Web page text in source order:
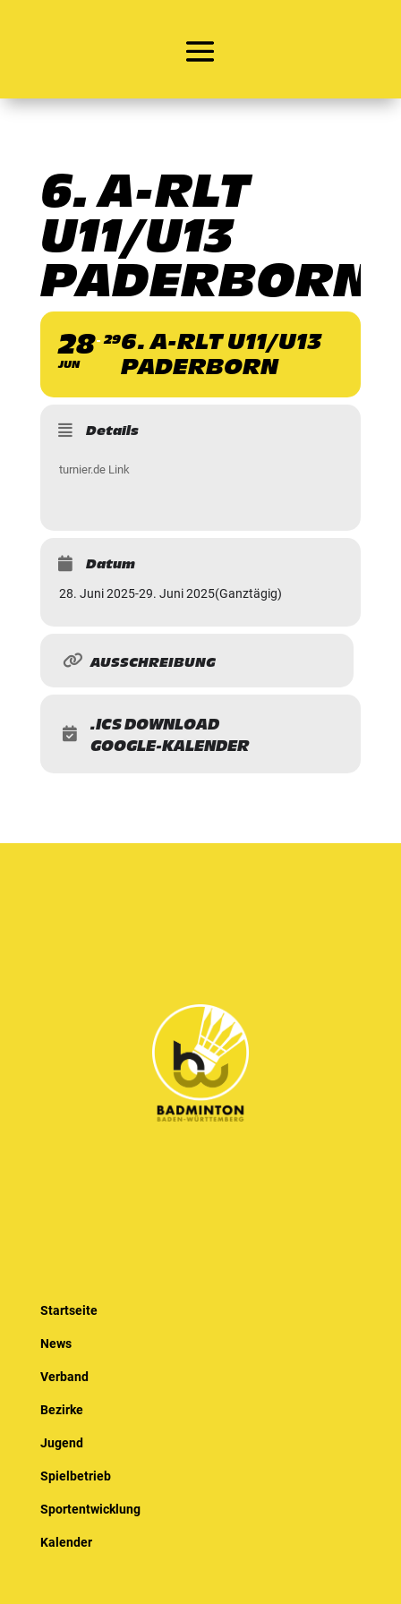
6. A-RLT
U11/U13
PADERBORN
28
JUN
296. A-RLT U11/U13
PADERBORN
Details
turnier.de Link
Datum
28. Juni 2025-29. Juni 2025(Ganztägig)
AUSSCHREIBUNG
.ICS DOWNLOAD
GOOGLE-KALENDER
Startseite
News
Verband
Bezirke
Jugend
Spielbetrieb
Sportentwicklung
Kalender